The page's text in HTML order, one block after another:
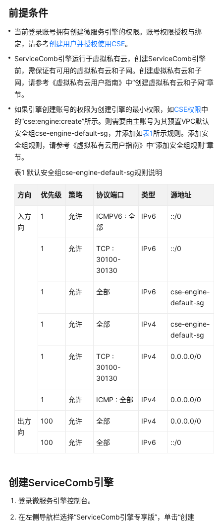
速
门
用
户
指
南
最
佳
实
践
开
指
南
API
更
多
用
指
南
前提条件
当前登录账号拥有创建微服务引擎的权限。账号权限授权与绑
定，请参考创建用户并授权使用CSE。
ServiceComb引擎运行于虚拟私有云，创建ServiceComb引擎
前，需保证有可用的虚拟私有云和子网。创建虚拟私有云和子
网，请参考《虚拟私有云用户指南》中“创建虚拟私有云和子网”章
节。
如果引擎创建账号的权限为创建引擎的最小权限，如CSE权限中
的“cse:engine:create”所示。则需要由主账号为其预置VPC默认
安全组cse-engine-default-sg，并添加如表1所示规则。添加安
全组规则，请参考《虚拟私有云用户指南》中“添加安全组规则”章
节。
表1 默认安全组cse-engine-default-sg规则说明
方向 优先级 策略 协议端口 类型 源地址
入方
向
1 允许
ICMPV6 : 全
部
IPv6 ::/0
1 允许
TCP :
30100-
30130
IPv6 ::/0
1 允许 全部 IPv6
cse-engine-
default-sg
1 允许 全部 IPv4
cse-engine-
default-sg
1 允许
TCP :
30100-
30130
IPv4 0.0.0.0/0
1 允许 ICMP : 全部 IPv4 0.0.0.0/0
出方
向
100 允许 全部 IPv4 0.0.0.0/0
100 允许 全部 IPv6 ::/0
创建ServiceComb引擎
登录微服务引擎控制台。
在左侧导航栏选择“ServiceComb引擎专享版”，单击“创建